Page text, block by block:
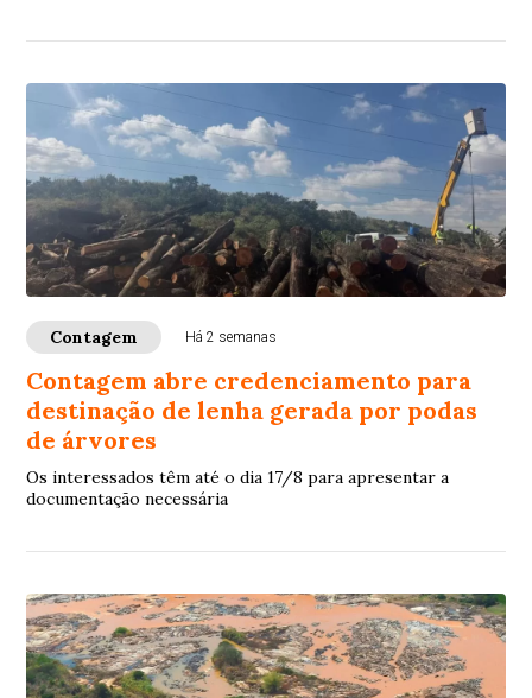
Contagem Há 2 semanas
Contagem abre credenciamento para
destinação de lenha gerada por podas
de árvores
Os interessados têm até o dia 17/8 para apresentar a
documentação necessária